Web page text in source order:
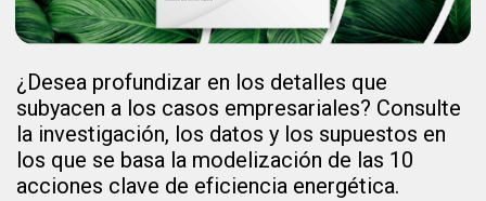
¿Desea profundizar en los detalles que
subyacen a los casos empresariales? Consulte
la investigación, los datos y los supuestos en
los que se basa la modelización de las 10
acciones clave de eficiencia energética.